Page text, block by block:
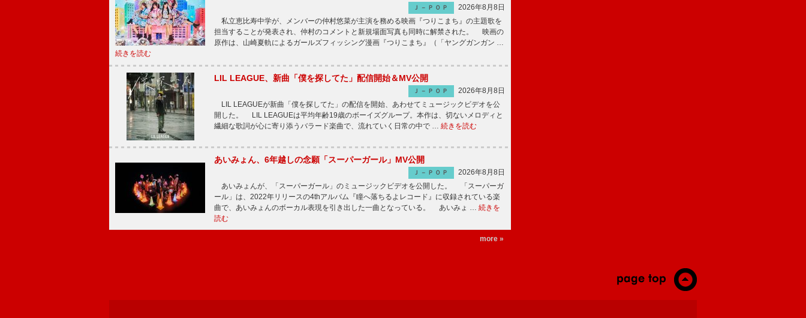
Ｊ－ＰＯＰ
2026年8月8日
私立恵比寿中学が、メンバーの仲村悠菜が主演を務める映画『つりこまち』の主題歌を
担当することが発表され、仲村のコメントと新規場面写真も同時に解禁された。 映画の
原作は、山崎夏軌によるガールズフィッシング漫画『つりこまち』（「ヤングガンガン …
続きを読む
LIL LEAGUE、新曲「僕を探してた」配信開始＆MV公開
Ｊ－ＰＯＰ
2026年8月8日
LIL LEAGUEが新曲「僕を探してた」の配信を開始、あわせてミュージックビデオを公
開した。 LIL LEAGUEは平均年齢19歳のボーイズグループ。本作は、切ないメロディと
繊細な歌詞が心に寄り添うバラード楽曲で、流れていく日常の中で … 続きを読む
あいみょん、6年越しの念願「スーパーガール」MV公開
Ｊ－ＰＯＰ
2026年8月8日
あいみょんが、「スーパーガール」のミュージックビデオを公開した。 「スーパーガ
ール」は、2022年リリースの4thアルバム『瞳へ落ちるよレコード』に収録されている楽
曲で、あいみょんのボーカル表現を引き出した一曲となっている。 あいみょ … 続きを
読む
more »